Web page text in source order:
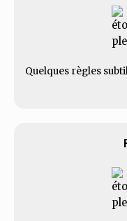
Quelques règles